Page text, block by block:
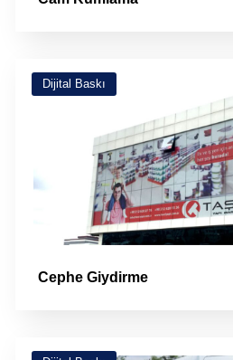
Dijital Baskı
Cephe Giydirme